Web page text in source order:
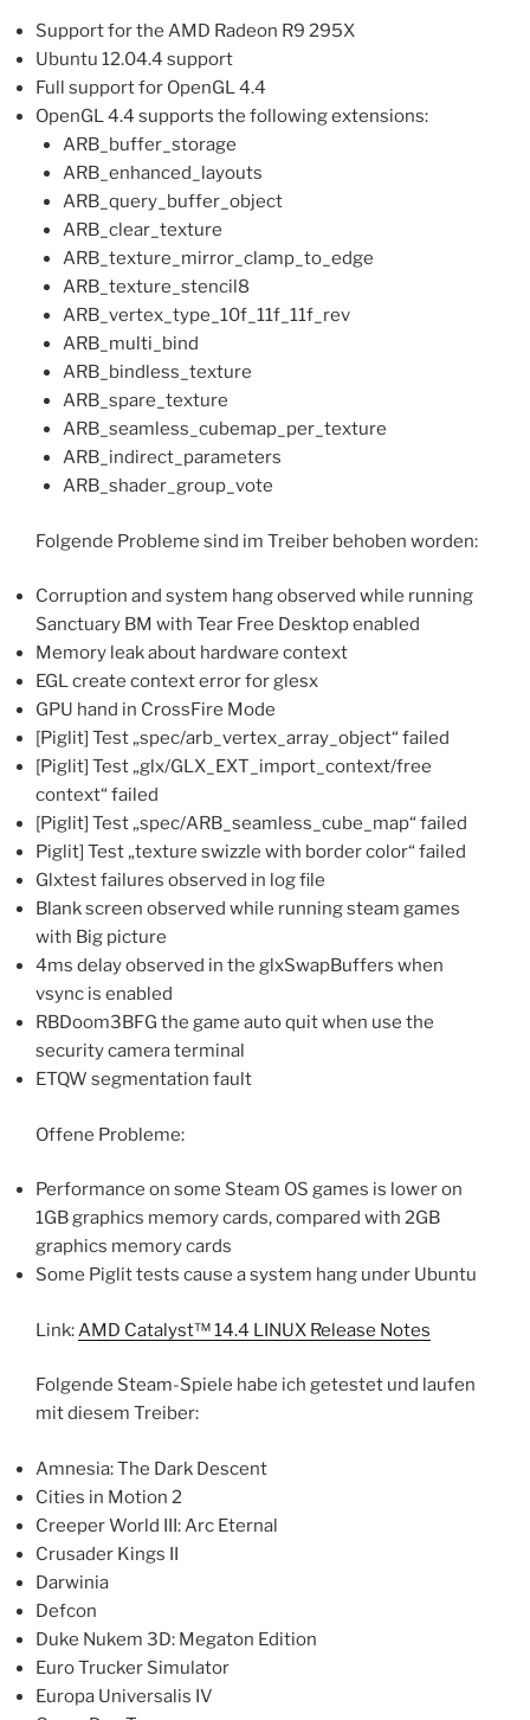
Support for the AMD Radeon R9 295X
Ubuntu 12.04.4 support
Full support for OpenGL 4.4
OpenGL 4.4 supports the following extensions:
ARB_buffer_storage
ARB_enhanced_layouts
ARB_query_buffer_object
ARB_clear_texture
ARB_texture_mirror_clamp_to_edge
ARB_texture_stencil8
ARB_vertex_type_10f_11f_11f_rev
ARB_multi_bind
ARB_bindless_texture
ARB_spare_texture
ARB_seamless_cubemap_per_texture
ARB_indirect_parameters
ARB_shader_group_vote
Folgende Probleme sind im Treiber behoben worden:
Corruption and system hang observed while running
Sanctuary BM with Tear Free Desktop enabled
Memory leak about hardware context
EGL create context error for glesx
GPU hand in CrossFire Mode
[Piglit] Test „spec/arb_vertex_array_object“ failed
[Piglit] Test „glx/GLX_EXT_import_context/free
context“ failed
[Piglit] Test „spec/ARB_seamless_cube_map“ failed
Piglit] Test „texture swizzle with border color“ failed
Glxtest failures observed in log file
Blank screen observed while running steam games
with Big picture
4ms delay observed in the glxSwapBuffers when
vsync is enabled
RBDoom3BFG the game auto quit when use the
security camera terminal
ETQW segmentation fault
Offene Probleme:
Performance on some Steam OS games is lower on
1GB graphics memory cards, compared with 2GB
graphics memory cards
Some Piglit tests cause a system hang under Ubuntu
Link: AMD Catalyst™ 14.4 LINUX Release Notes
Folgende Steam-Spiele habe ich getestet und laufen
mit diesem Treiber:
Amnesia: The Dark Descent
Cities in Motion 2
Creeper World III: Arc Eternal
Crusader Kings II
Darwinia
Defcon
Duke Nukem 3D: Megaton Edition
Euro Trucker Simulator
Europa Universalis IV